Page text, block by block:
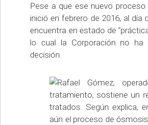
Pese a que ese nuevo
inició en febrero de 2016, al día
encuentra en estado de
lo cual la Corporación no ha
decisión.